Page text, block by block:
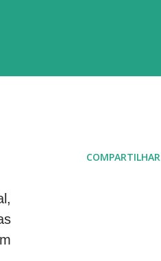
COMPARTILHAR